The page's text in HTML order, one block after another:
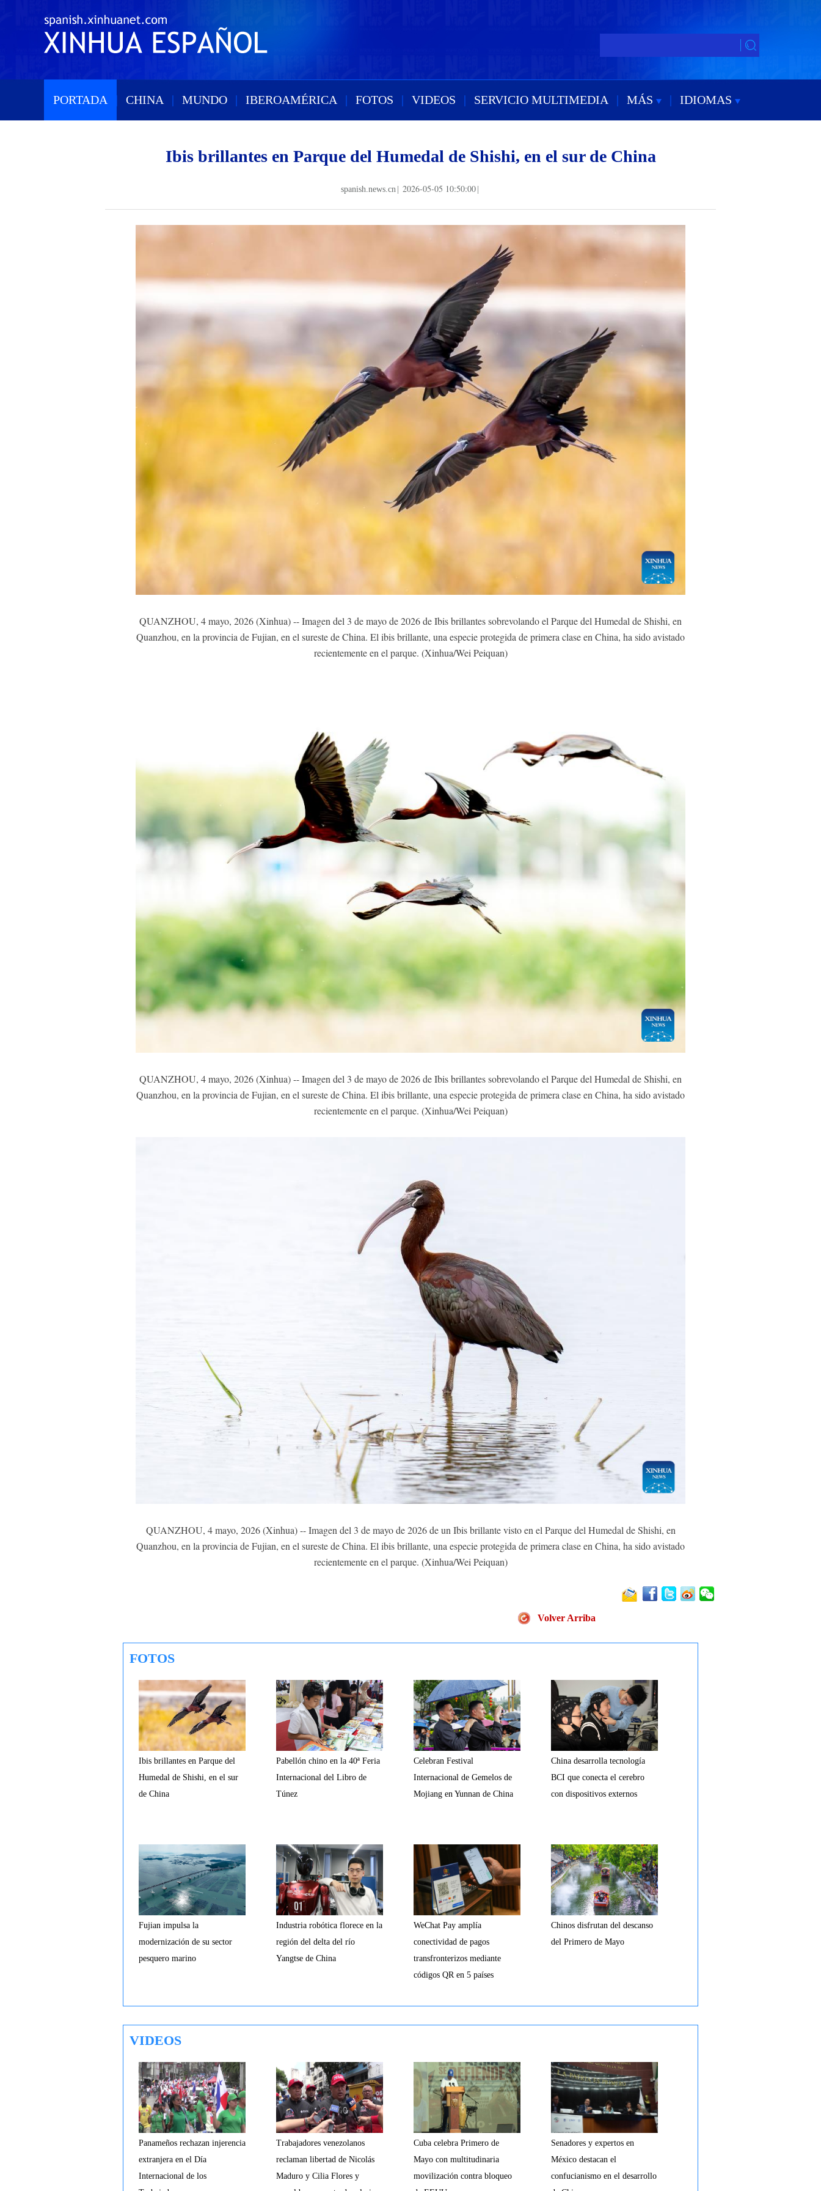
PORTADA | CHINA | MUNDO | IBEROAMÉRICA | FOTOS | VIDEOS | SERVICIO MULTIMEDIA | MÁS | IDIOMAS
Ibis brillantes en Parque del Humedal de Shishi, en el sur de China
spanish.news.cn 2026-05-05 10:50:00
QUANZHOU, 4 mayo, 2026 (Xinhua) -- Imagen del 3 de mayo de 2026 de Ibis brillantes sobrevolando el Parque del Humedal de Shishi, en
Quanzhou, en la provincia de Fujian, en el sureste de China. El ibis brillante, una especie protegida de primera clase en China, ha sido avistado
recientemente en el parque. (Xinhua/Wei Peiquan)
QUANZHOU, 4 mayo, 2026 (Xinhua) -- Imagen del 3 de mayo de 2026 de Ibis brillantes sobrevolando el Parque del Humedal de Shishi, en
Quanzhou, en la provincia de Fujian, en el sureste de China. El ibis brillante, una especie protegida de primera clase en China, ha sido avistado
recientemente en el parque. (Xinhua/Wei Peiquan)
QUANZHOU, 4 mayo, 2026 (Xinhua) -- Imagen del 3 de mayo de 2026 de un Ibis brillante visto en el Parque del Humedal de Shishi, en
Quanzhou, en la provincia de Fujian, en el sureste de China. El ibis brillante, una especie protegida de primera clase en China, ha sido avistado
recientemente en el parque. (Xinhua/Wei Peiquan)
Volver Arriba
FOTOS
Ibis brillantes en Parque del
Humedal de Shishi, en el sur
de China
Pabellón chino en la 40ª Feria
Internacional del Libro de
Túnez
Celebran Festival
Internacional de Gemelos de
Mojiang en Yunnan de China
China desarrolla tecnología
BCI que conecta el cerebro
con dispositivos externos
Fujian impulsa la
modernización de su sector
pesquero marino
Industria robótica florece en la
región del delta del río
Yangtse de China
WeChat Pay amplía
conectividad de pagos
transfronterizos mediante
códigos QR en 5 países
Chinos disfrutan del descanso
del Primero de Mayo
VIDEOS
Panameños rechazan injerencia
extranjera en el Día
Internacional de los
Trabajadores venezolanos
reclaman libertad de Nicolás
Maduro y Cilia Flores y
Cuba celebra Primero de
Mayo con multitudinaria
movilización contra bloqueo
Senadores y expertos en
México destacan el
confucianismo en el desarrollo